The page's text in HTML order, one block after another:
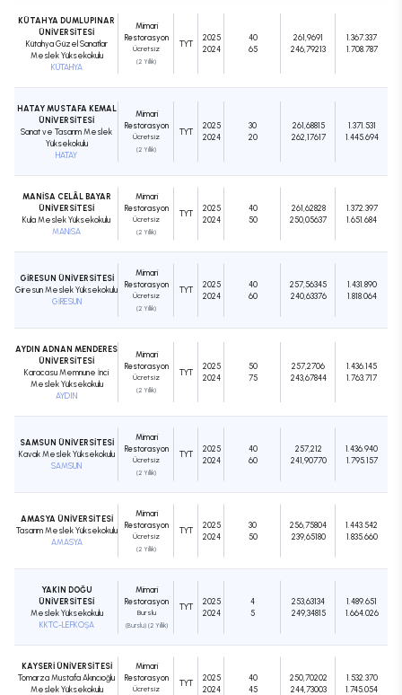
KÜTAHYA DUMLUPINAR
ÜNİVERSİTESİ
Kütahya Güzel Sanatlar
Meslek Yüksekokulu
KÜTAHYA
Mimari
Restorasyon
Ücretsiz
(2 Yıllık)
TYT
2025
2024
40
65
261,9691
246,79213
1.367.337
1.708.787
HATAY MUSTAFA KEMAL
ÜNİVERSİTESİ
Sanat ve Tasarım Meslek
Yüksekokulu
HATAY
Mimari
Restorasyon
Ücretsiz
(2 Yıllık)
TYT
2025
2024
30
20
261,68815
262,17617
1.371.531
1.445.694
MANİSA CELÂL BAYAR
ÜNİVERSİTESİ
Kula Meslek Yüksekokulu
MANİSA
Mimari
Restorasyon
Ücretsiz
(2 Yıllık)
TYT
2025
2024
40
50
261,62828
250,05637
1.372.397
1.651.684
GİRESUN ÜNİVERSİTESİ
Giresun Meslek Yüksekokulu
GİRESUN
Mimari
Restorasyon
Ücretsiz
(2 Yıllık)
TYT
2025
2024
40
60
257,56345
240,63376
1.431.890
1.818.064
AYDIN ADNAN MENDERES
ÜNİVERSİTESİ
Karacasu Memnune İnci
Meslek Yüksekokulu
AYDIN
Mimari
Restorasyon
Ücretsiz
(2 Yıllık)
TYT
2025
2024
50
75
257,2706
243,67844
1.436.145
1.763.717
SAMSUN ÜNİVERSİTESİ
Kavak Meslek Yüksekokulu
SAMSUN
Mimari
Restorasyon
Ücretsiz
(2 Yıllık)
TYT
2025
2024
40
60
257,212
241,90770
1.436.940
1.795.157
AMASYA ÜNİVERSİTESİ
Tasarım Meslek Yüksekokulu
AMASYA
Mimari
Restorasyon
Ücretsiz
(2 Yıllık)
TYT
2025
2024
30
50
256,75804
239,65180
1.443.542
1.835.660
YAKIN DOĞU
ÜNİVERSİTESİ
Meslek Yüksekokulu
KKTC-LEFKOŞA
Mimari
Restorasyon
Burslu
(Burslu) (2 Yıllık)
TYT
2025
2024
4
5
253,63134
249,34815
1.489.651
1.664.026
KAYSERİ ÜNİVERSİTESİ
Tomarza Mustafa Akıncıoğlu
Meslek Yüksekokulu
Mimari
Restorasyon
Ücretsiz
TYT
2025
2024
40
45
250,70202
244,73003
1.532.370
1.745.054